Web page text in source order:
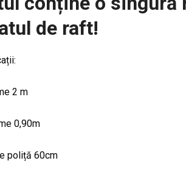
de raft!
2 m
0,90m
poliță 60cm